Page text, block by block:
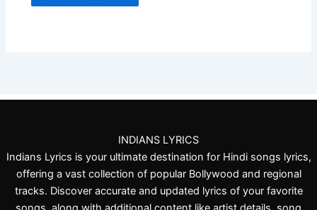
INDIANS LYRICS
Indians Lyrics is your ultimate destination for Hindi songs lyrics,
offering a vast collection of popular Bollywood and regional
tracks. Discover accurate and updated lyrics of your favorite